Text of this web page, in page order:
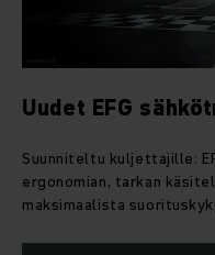
Uudet EFG
Suunniteltu kuljettajille:
ergonomian, tarkan
maksimaalista